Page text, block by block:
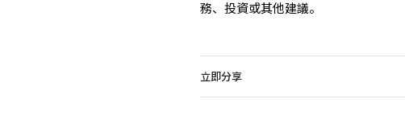
務、投資或其他建議。
立即分享